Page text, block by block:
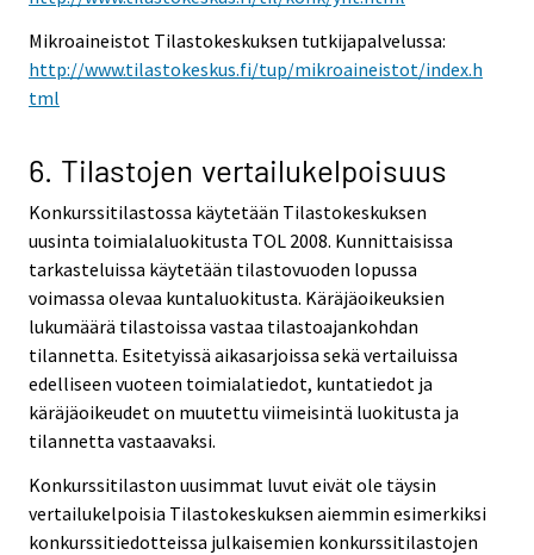
Mikroaineistot Tilastokeskuksen tutkijapalvelussa:
http://www.tilastokeskus.fi/tup/mikroaineistot/index.h
tml
6. Tilastojen vertailukelpoisuus
Konkurssitilastossa käytetään Tilastokeskuksen
uusinta toimialaluokitusta TOL 2008. Kunnittaisissa
tarkasteluissa käytetään tilastovuoden lopussa
voimassa olevaa kuntaluokitusta. Käräjäoikeuksien
lukumäärä tilastoissa vastaa tilastoajankohdan
tilannetta. Esitetyissä aikasarjoissa sekä vertailuissa
edelliseen vuoteen toimialatiedot, kuntatiedot ja
käräjäoikeudet on muutettu viimeisintä luokitusta ja
tilannetta vastaavaksi.
Konkurssitilaston uusimmat luvut eivät ole täysin
vertailukelpoisia Tilastokeskuksen aiemmin esimerkiksi
konkurssitiedotteissa julkaisemien konkurssitilastojen